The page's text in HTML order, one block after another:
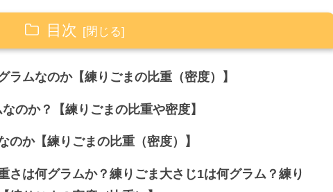
目次
ラムなのか【練りごまの比重（密度）】
のか？【練りごまの比重や密度】
のか【練りごまの比重（密度）】
は何グラムか？練りごま大さじ1は何グラム？練り